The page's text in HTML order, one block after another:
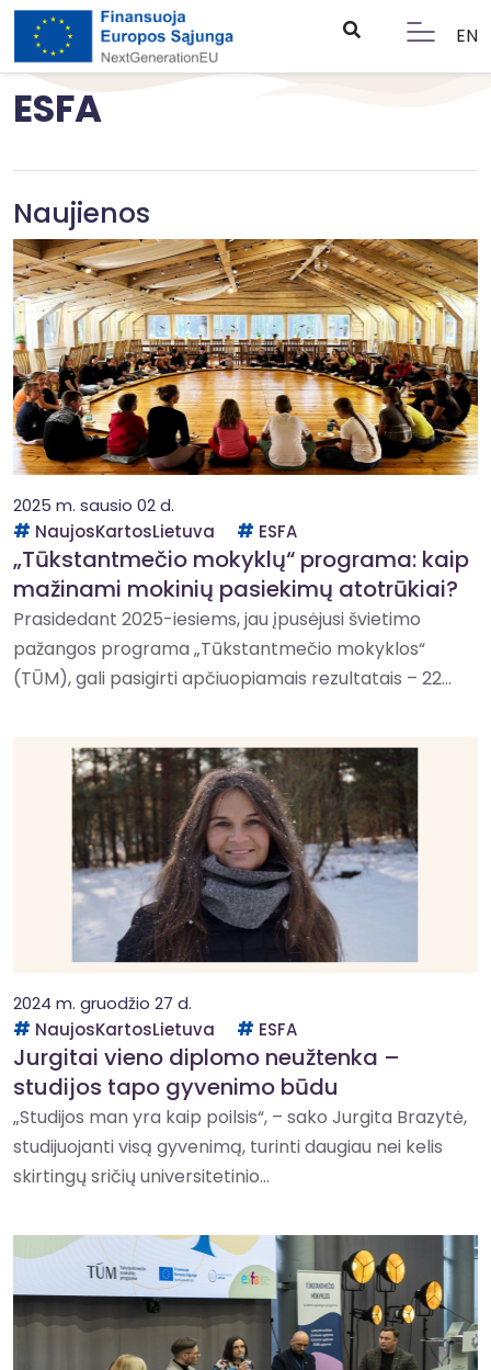
EN
ESFA
Naujienos
2025 m. sausio 02 d.
NaujosKartosLietuva
ESFA
„Tūkstantmečio mokyklų“ programa: kaip
mažinami mokinių pasiekimų atotrūkiai?
Prasidedant 2025-iesiems, jau įpusėjusi švietimo
pažangos programa „Tūkstantmečio mokyklos“
(TŪM), gali pasigirti apčiuopiamais rezultatais – 22...
2024 m. gruodžio 27 d.
NaujosKartosLietuva
ESFA
Jurgitai vieno diplomo neužtenka –
studijos tapo gyvenimo būdu
„Studijos man yra kaip poilsis“, – sako Jurgita Brazytė,
studijuojanti visą gyvenimą, turinti daugiau nei kelis
skirtingų sričių universitetinio...